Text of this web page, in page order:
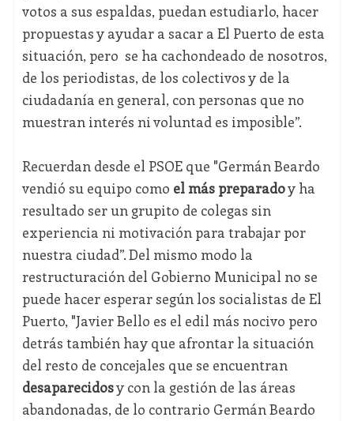
votos a sus espaldas, puedan estudiarlo, hacer
propuestas y ayudar a sacar a El Puerto de esta
situación, pero se ha cachondeado de nosotros,
de los periodistas, de los colectivos y de la
ciudadanía en general, con personas que no
muestran interés ni voluntad es imposible”.
Recuerdan desde el PSOE que "Germán Beardo
vendió su equipo como el más preparadoy ha
resultado ser un grupito de colegas sin
experiencia ni motivación para trabajar por
nuestra ciudad”. Del mismo modo la
restructuración del Gobierno Municipal no se
puede hacer esperar según los socialistas de El
Puerto, "Javier Bello es el edil más nocivo pero
detrás también hay que afrontar la situación
del resto de concejales que se encuentran
desaparecidosy con la gestión de las áreas
abandonadas, de lo contrario Germán Beardo